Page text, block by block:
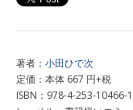
著者： 小田ひで次
定価：本体 667 円+税
ISBN：978-4-253-10466-1